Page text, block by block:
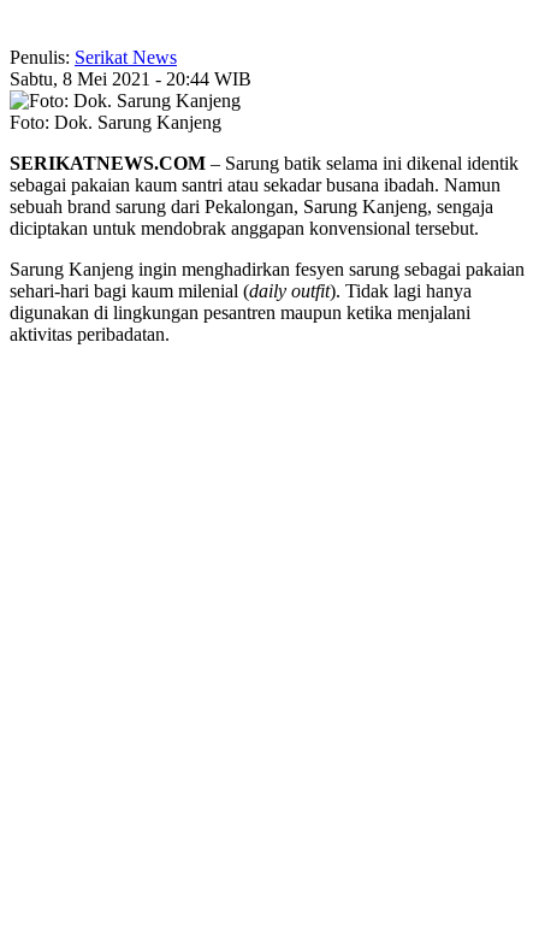
Penulis: Serikat News
Sabtu, 8 Mei 2021 - 20:44 WIB
Foto: Dok. Sarung Kanjeng
SERIKATNEWS.COM – Sarung batik selama ini dikenal identik
sebagai pakaian kaum santri atau sekadar busana ibadah. Namun
sebuah brand sarung dari Pekalongan, Sarung Kanjeng, sengaja
diciptakan untuk mendobrak anggapan konvensional tersebut.
Sarung Kanjeng ingin menghadirkan fesyen sarung sebagai pakaian
sehari-hari bagi kaum milenial (daily outfit). Tidak lagi hanya
digunakan di lingkungan pesantren maupun ketika menjalani
aktivitas peribadatan.